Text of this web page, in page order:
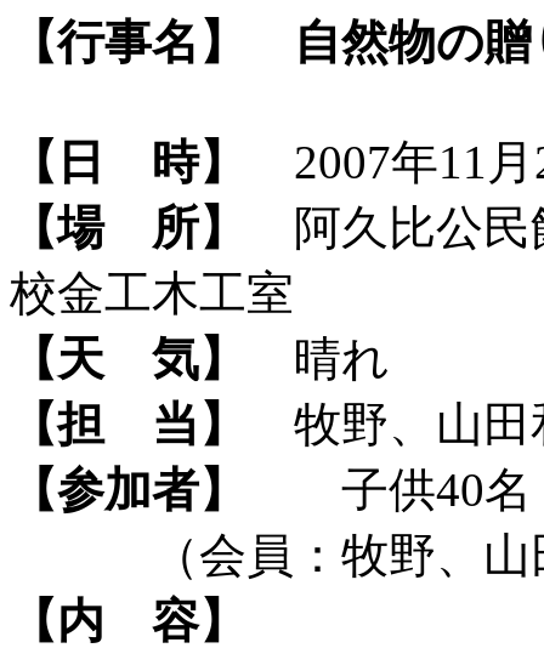
【行事名】 自然物の
【日 時】
2007年11
【場 所】
阿久比公民
校金工木工室
【天 気】
晴れ
【担 当】
牧野、山田
【参加者】
子供40名
（会員：牧野、山田
【内 容】